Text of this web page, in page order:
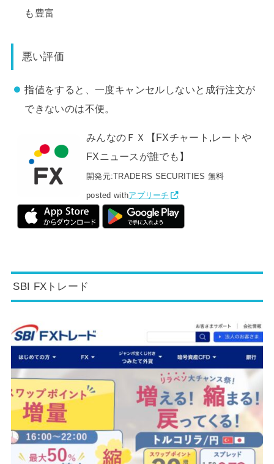
も豊富
悪い評価
指値をすると、一度キャンセルしないと成行注文が
できないのは不便。
みんなのＦＸ【FXチャート,レートや
FXニュースが誰でも】
開発元:TRADERS SECURITIES 無料
posted withアプリーチ
SBI FXトレード